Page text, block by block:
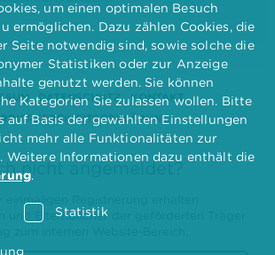
DATENSCHUTZ
KONTAKT
nicht angemeldet?
einmaligen Registrierung erhalten
und Elternbildner der geförderten Träger
um einen optimalen Besuch
ermöglichen. Dazu zählen Cookies, die
Seite notwendig sind, sowie solche die
Statistiken oder zur Anzeige
genutzt werden. Sie können
Kategorien Sie zulassen wollen. Bitte
auf Basis der gewählten Einstellungen
mehr alle Funktionalitäten zur
Weitere Informationen dazu enthält die
.
Statistik